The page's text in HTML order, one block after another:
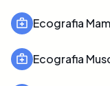
Ecografia
Ecografia